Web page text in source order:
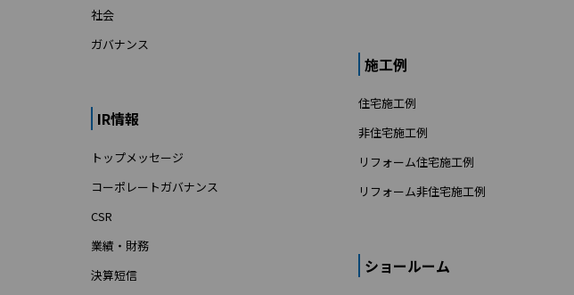
社会
ガバナンス
IR情報
トップメッセージ
コーポレートガバナンス
CSR
業績・財務
決算短信
施工例
住宅施工例
非住宅施工例
リフォーム住宅施工例
リフォーム非住宅施工例
ショールーム